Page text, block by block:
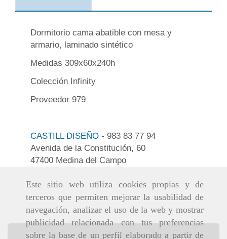
Este sitio web utiliza cookies propias y de
terceros que permiten mejorar la usabilidad de
navegación, analizar el uso de la web y mostrar
publicidad relacionada con tus preferencias
sobre la base de un perfil elaborado a partir de
Dormitorio cama abatible con mesa y
armario, laminado sintético
Medidas 309x60x240h
Colección Infinity
Proveedor 979
CASTILL DISEÑO - 983 83 77 94
Avenida de la Constitución, 60
47400 Medina del Campo
Inicio